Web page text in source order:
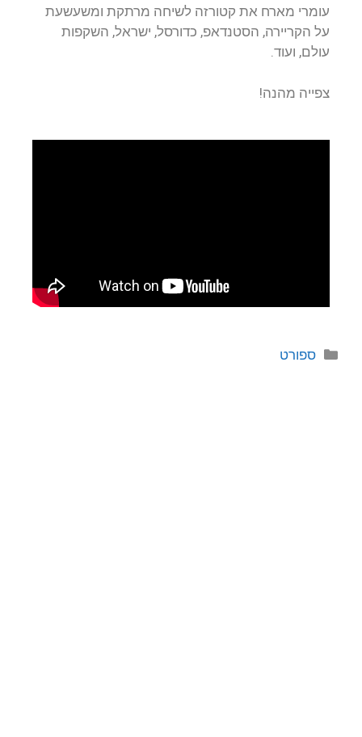
עומרי מארח את קטורזה לשיחה מרתקת ומשעשעת
על הקריירה, הסטנדאפ, כדורסל, ישראל, השקפות
עולם, ועוד.
צפייה מהנה!
ספורט